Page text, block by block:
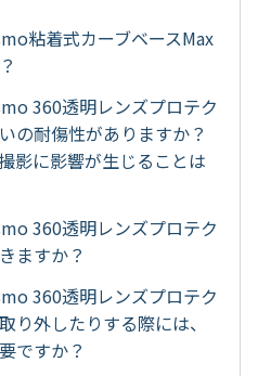
粘着式カーブベースMax
360透明レンズプロテク
の耐傷性がありますか？
影に影響が生じることは
360透明レンズプロテク
ますか？
360透明レンズプロテク
り外したりする際には、
ですか？